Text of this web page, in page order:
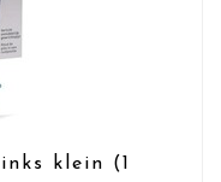
klein (1